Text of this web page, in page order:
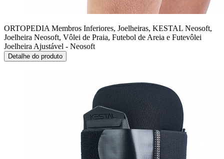
ORTOPEDIA Membros Inferiores, Joelheiras, KESTAL Neosoft,
Joelheira Neosoft, Vôlei de Praia, Futebol de Areia e Futevôlei
Joelheira Ajustável - Neosoft
Detalhe do produto